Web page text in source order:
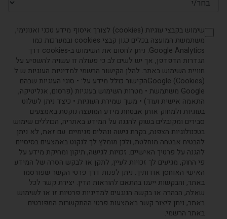
שימוש בקבצי עוגיות (cookies) לצורך איסוף מידע טכני ואנונימי,
משתמשת המועצה בכלים כגון קבצי cookies ובמערכות כמו
Google Analytics. ניתן לחסום את השימוש ב-cookies דרך
הגדרות הדפדפן, אך יש לשים לב כי פעולה זו עשויה להשפיע על
חוויית השימוש באתר. להלן הקישור הרשמי למדיניות העוגיות ש ל
(Cookies) Googleהקישור כולל מידע על: • סוגי העוגיות שבהם
Google משתמשת • מטרות השימוש בעוגיות (פרסום, אנליטיקה,
התאמה אישית ועוד) • משך שמירת העוגיות • כיצד ניתן לשלוט
בעוגיות ולמחוק אותן אבטחת מידע המועצה נוקטת באמצעים
סבירים ומקובלים בשוק להגנה על המידע באתריה, הכוללים שימוש
בטכנולוגיות הצפנה, בקרת גישה ונהלים פנימיים. עם זאת, לא ניתן
להבטיח אבטחה מוחלטת, ולכן מומלץ לך לנקוט באמצעים בסיסיים
להגנה על פרטיך האישיים. זכויות לגישה, תיקון ומחיקת מידע על
פי החוק, מגיעים לך זכויות לעיין, לתקן או לבקש הסרה של המידע
האישי האוחסן אודותיך. ניתן לפנות דרך פרטי הקשר שפורסמו
באתר, והבקשות ייענו בהתאם להוראות הדין. יצירת קשר לכל
שאלה, הבהרה או בקשה הנוגעים למדיניות פרטיות זו או לשימוש
באתר, ניתן ליצור קשר באמצעות פרטי ההתקשרות המפורטים
באתר הרשמי.